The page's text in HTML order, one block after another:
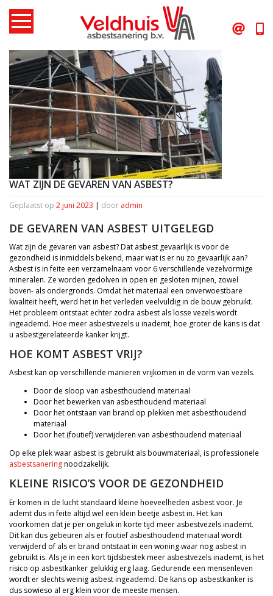
content
WAT ZIJN DE GEVAREN VAN ASBEST?
Geplaatst op 2 juni 2023 | door admin
DE GEVAREN VAN ASBEST UITGELEGD
Wat zijn de gevaren van asbest? Dat asbest gevaarlijk is voor de
gezondheid is inmiddels bekend, maar wat is er nu zo gevaarlijk aan?
Asbest is in feite een verzamelnaam voor 6 verschillende vezelvormige
mineralen. Ze worden gedolven in open en gesloten mijnen, zowel
boven- als ondergronds. Omdat het materiaal een onverwoestbare
kwaliteit heeft, werd het in het verleden veelvuldig in de bouw gebruikt.
Het probleem ontstaat echter zodra asbest als losse vezels wordt
ingeademd. Hoe meer asbestvezels u inademt, hoe groter de kans is dat
u asbestgerelateerde kanker krijgt.
HOE KOMT ASBEST VRIJ?
Asbest kan op verschillende manieren vrijkomen in de vorm van vezels.
Door de sloop van asbesthoudend materiaal
Door het bewerken van asbesthoudend materiaal
Door het ontstaan van brand op plekken met asbesthoudend
materiaal
Door het (foutief) verwijderen van asbesthoudend materiaal
Op elke plek waar asbest is gebruikt als bouwmateriaal, is professionele
asbestsaneringnoodzakelijk.
KLEINE RISICO’S VOOR DE GEZONDHEID
Er komen in de lucht standaard kleine hoeveelheden asbest voor. Je
ademt dus in feite altijd wel een klein beetje asbest in. Het kan
voorkomen dat je per ongeluk in korte tijd meer asbestvezels inademt.
Dit kan dus gebeuren als er foutief asbesthoudend materiaal wordt
verwijderd of als er brand ontstaat in een woning waar nog asbest in
gebruikt is. Als je in een kort tijdsbestek meer asbestvezels inademt, is het
risico op asbestkanker gelukkig erg laag. Gedurende een mensenleven
wordt er slechts weinig asbest ingeademd. De kans op asbestkanker is
dus sowieso al erg klein voor de meeste mensen.